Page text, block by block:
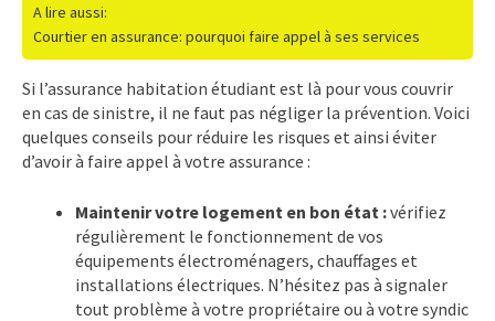
A lire aussi:
Courtier en assurance: pourquoi faire appel à ses services
Si l’assurance habitation étudiant est là pour vous couvrir
en cas de sinistre, il ne faut pas négliger la prévention. Voici
quelques conseils pour réduire les risques et ainsi éviter
d’avoir à faire appel à votre assurance :
Maintenir votre logement en bon état :vérifiez
régulièrement le fonctionnement de vos
équipements électroménagers, chauffages et
installations électriques. N’hésitez pas à signaler
tout problème à votre propriétaire ou à votre syndic